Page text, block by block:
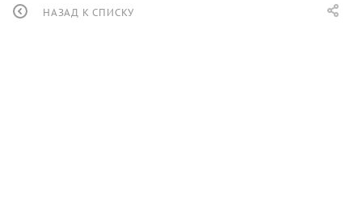
НАЗАД К СПИСКУ